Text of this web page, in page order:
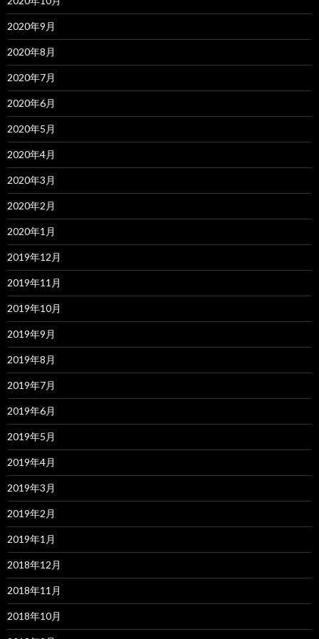
2020年9月
2020年8月
2020年7月
2020年6月
2020年5月
2020年4月
2020年3月
2020年2月
2020年1月
2019年12月
2019年11月
2019年10月
2019年9月
2019年8月
2019年7月
2019年6月
2019年5月
2019年4月
2019年3月
2019年2月
2019年1月
2018年12月
2018年11月
2018年10月